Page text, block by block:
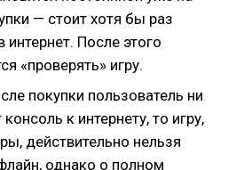
— стоит хотя бы раз
интернет. После этого
«проверять» игру.
покупки пользователь ни
к интернету, то игру,
действительно нельзя
однако о полном